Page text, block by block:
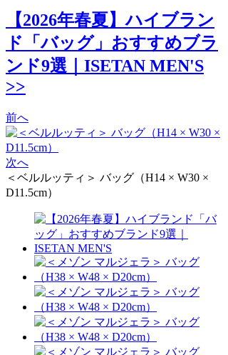
【2026年春夏】ハイブラン
ド「バッグ」おすすめブラ
ンド9選｜ISETAN MEN'S
>>
前へ
次へ
＜ベルルッティ＞ バッグ（H14 × W30 ×
D11.5cm）